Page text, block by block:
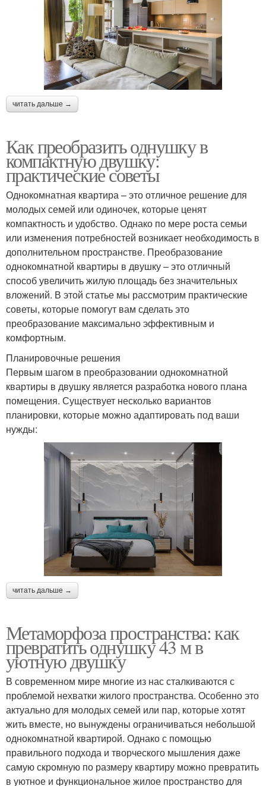
читать дальше →
Как преобразить однушку в
компактную двушку:
практические советы
Однокомнатная квартира – это отличное решение для
молодых семей или одиночек, которые ценят
компактность и удобство. Однако по мере роста семьи
или изменения потребностей возникает необходимость в
дополнительном пространстве. Преобразование
однокомнатной квартиры в двушку – это отличный
способ увеличить жилую площадь без значительных
вложений. В этой статье мы рассмотрим практические
советы, которые помогут вам сделать это
преобразование максимально эффективным и
комфортным.
Планировочные решения
Первым шагом в преобразовании однокомнатной
квартиры в двушку является разработка нового плана
помещения. Существует несколько вариантов
планировки, которые можно адаптировать под ваши
нужды:
читать дальше →
Метаморфоза пространства: как
превратить однушку 43 м в
уютную двушку
В современном мире многие из нас сталкиваются с
проблемой нехватки жилого пространства. Особенно это
актуально для молодых семей или пар, которые хотят
жить вместе, но вынуждены ограничиваться небольшой
однокомнатной квартирой. Однако с помощью
правильного подхода и творческого мышления даже
самую скромную по размеру квартиру можно превратить
в уютное и функциональное жилое пространство для